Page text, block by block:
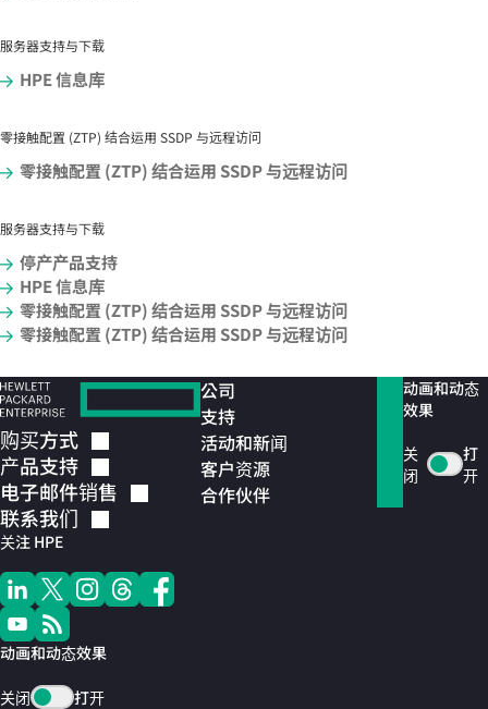
服务器支持与下载
HPE 信息库
零接触配置 (ZTP) 结合运用 SSDP 与远程访问
零接触配置 (ZTP) 结合运用 SSDP 与远程访问
服务器支持与下载
停产产品支持
HPE 信息库
零接触配置 (ZTP) 结合运用 SSDP 与远程访问
零接触配置 (ZTP) 结合运用 SSDP 与远程访问
购买方式
产品支持
电子邮件销售
联系我们
关注 HPE
动画和动态效果
关闭 打开
公司
支持
活动和新闻
客户资源
合作伙伴
动画和动态
效果
关
闭
打
开